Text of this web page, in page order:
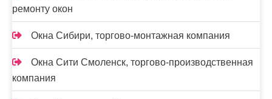
ремонту окон
Окна Сибири, торгово-монтажная компания
Окна Сити Смоленск, торгово-производственная
компания